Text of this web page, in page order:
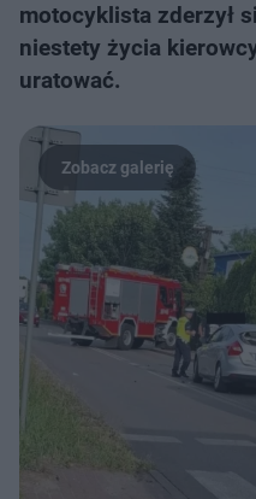
motocyklista zderzył
niestety życia
uratować.